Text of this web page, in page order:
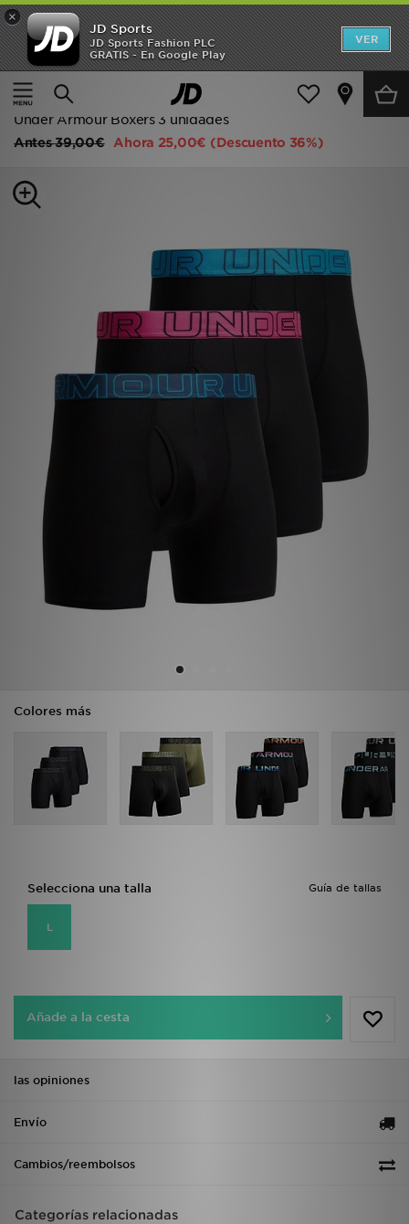
×
JD Sports
JD Sports Fashion PLC
GRATIS - En Google Play
VER
Página principal
Hombre
Accesorios de hombre
Under Armour Boxers 3 unidades
Antes39,00€ Ahora 25,00€ (Descuento 36%)
Colores más
Guía de tallas
Selecciona una talla
L
Añade a la cesta
las opiniones
Envío
Cambios/reembolsos
Categorías relacionadas
Hombre
Mujer
Niños
Estilo
TARJETA REGALO
MI JD